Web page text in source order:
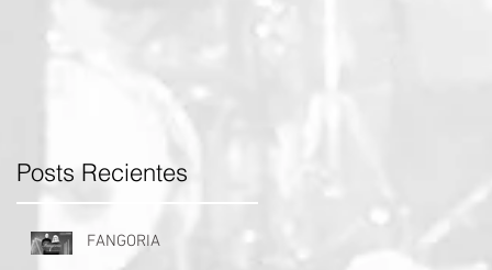
Posts Recientes
FANGORIA